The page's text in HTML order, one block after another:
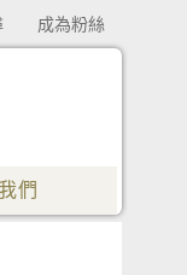
成為粉絲
們